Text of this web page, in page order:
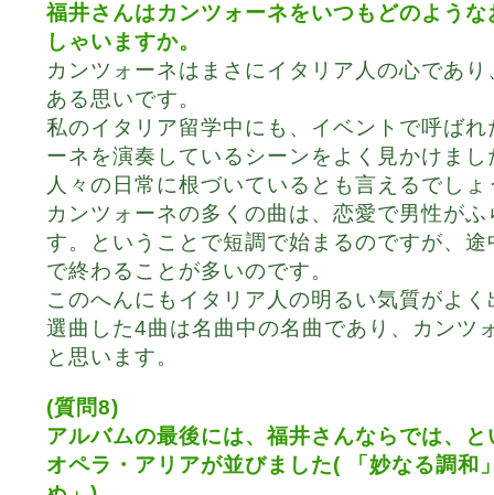
福井さんはカンツォーネをいつもどのよう
しゃいますか。
カンツォーネはまさにイタリア人の心であ
ある思いです。
私のイタリア留学中にも、イベントで呼ば
ーネを演奏しているシーンをよく見かけま
人々の日常に根づいているとも言えるでしょ
カンツォーネの多くの曲は、恋愛で男性が
す。ということで短調で始まるのですが、
で終わることが多いのです。
このへんにもイタリア人の明るい気質がよ
選曲した4曲は名曲中の名曲であり、カンツ
と思います。
(質問8)
アルバムの最後には、福井さんならでは、
オペラ・アリアが並びました( 「妙なる調和